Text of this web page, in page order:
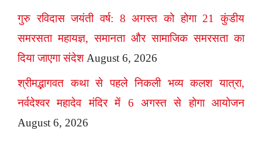
गुरु रविदास जयंती वर्ष: 8 अगस्त को होगा 21 कुंडीय
समरसता महायज्ञ, समानता और सामाजिक समरसता का
दिया जाएगा संदेश August 6, 2026
श्रीमद्भागवत कथा से पहले निकली भव्य कलश यात्रा,
नर्वदेश्वर महादेव मंदिर में 6 अगस्त से होगा आयोजन
August 6, 2026